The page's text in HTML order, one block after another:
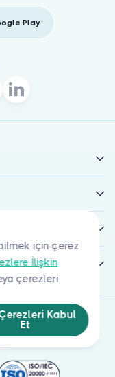
için çerez
İlişkin
çerezleri
Kabul
Et
Play